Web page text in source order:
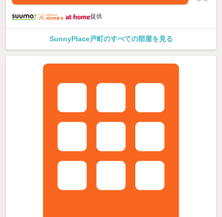
提供
SunnyPlace戸町のすべての部屋を見る